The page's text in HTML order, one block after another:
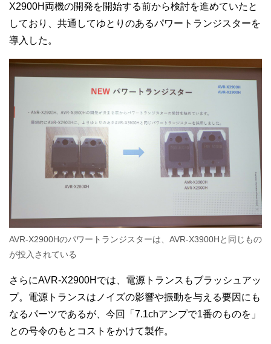
X2900H両機の開発を開始する前から検討を進めていたと
しており、共通してゆとりのあるパワートランジスターを
導入した。
AVR-X2900Hのパワートランジスターは、AVR-X3900Hと同じもの
が投入されている
さらにAVR-X2900Hでは、電源トランスもブラッシュアッ
プ。電源トランスはノイズの影響や振動を与える要因にも
なるパーツであるが、今回「7.1chアンプで1番のものを」
との号令のもとコストをかけて製作。